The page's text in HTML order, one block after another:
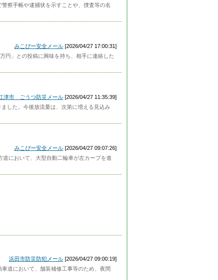
察手帳や逮捕状を示すことや、捜査等の名
みこぴー安全メール [2026/04/27 17:00:31]
円」との投稿に興味を持ち、相手に連絡した
津市 ごうつ防災メール [2026/04/27 11:35:39]
した。今後放流量は、次第に増える見込み
みこぴー安全メール [2026/04/27 09:07:26]
において、大型自動二輪車が左カーブを進
浜田市防災防犯メール [2026/04/27 09:00:19]
道において、舗装補修工事等のため、夜間